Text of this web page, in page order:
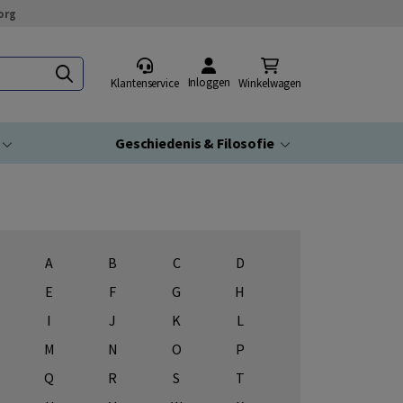
Klantenservice Inloggen Winkelwagen
Geschiedenis & Filosofie
A B C
D
E
F G
H
I
J K
L
M
N O
P
Q
R S
T